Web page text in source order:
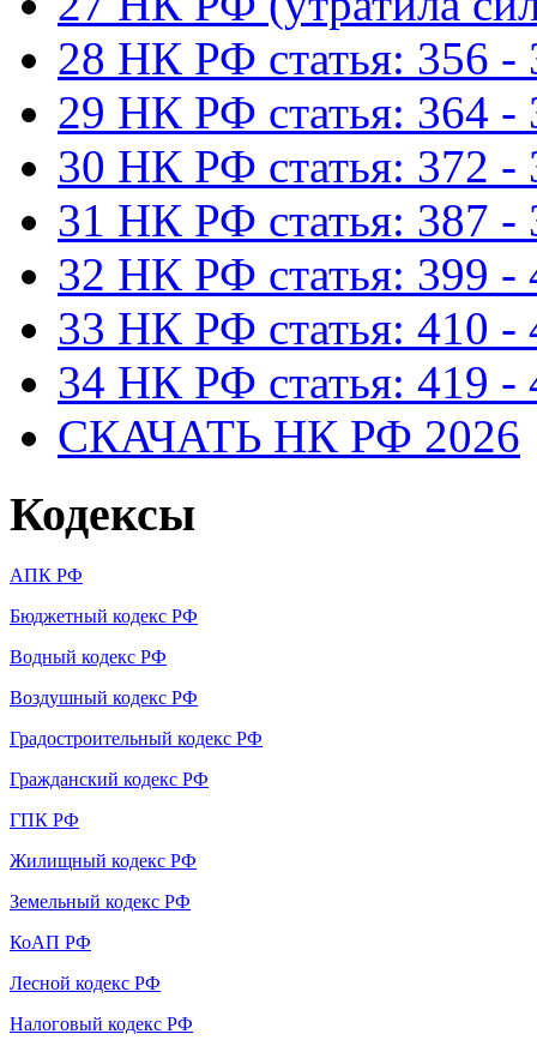
28 НК РФ статья: 356 -
29 НК РФ статья: 364 -
30 НК РФ статья: 372 -
31 НК РФ статья: 387 -
32 НК РФ статья: 399 -
33 НК РФ статья: 410 -
34 НК РФ статья: 419 -
СКАЧАТЬ НК РФ 2026
Кодексы
АПК РФ
Бюджетный кодекс РФ
Водный кодекс РФ
Воздушный кодекс РФ
Градостроительный кодекс РФ
Гражданский кодекс РФ
ГПК РФ
Жилищный кодекс РФ
Земельный кодекс РФ
КоАП РФ
Лесной кодекс РФ
Налоговый кодекс РФ